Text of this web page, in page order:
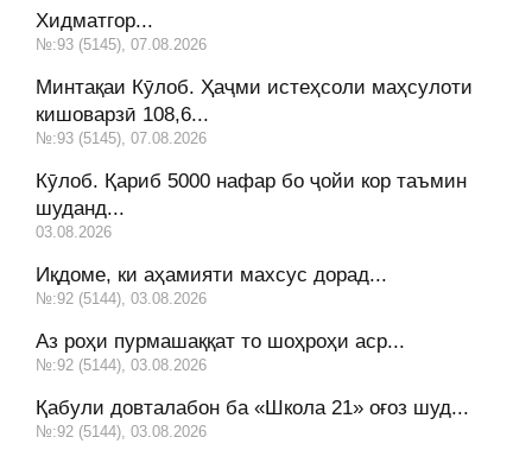
Хидматгор...
№:93 (5145), 07.08.2026
Минтақаи Кӯлоб. Ҳаҷми истеҳсоли маҳсулоти
кишоварзӣ 108,6...
№:93 (5145), 07.08.2026
Кӯлоб. Қариб 5000 нафар бо ҷойи кор таъмин
шуданд...
03.08.2026
Иқдоме, ки аҳамияти махсус дорад...
№:92 (5144), 03.08.2026
Аз роҳи пурмашаққат то шоҳроҳи аср...
№:92 (5144), 03.08.2026
Қабули довталабон ба «Школа 21» оғоз шуд...
№:92 (5144), 03.08.2026